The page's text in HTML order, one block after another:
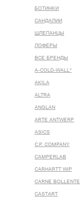
БОТИНКИ
САНДАЛИИ
ШЛЕПАНЦЫ
ЛОФЕРЫ
ВСЕ БРЕНДЫ
A-COLD-WALL*
AKILA
ALTRA
ANGLAN
ARTE ANTWERP
ASICS
C.P. COMPANY
CAMPERLAB
CARHARTT WIP
CARNE BOLLENTE
CASTART